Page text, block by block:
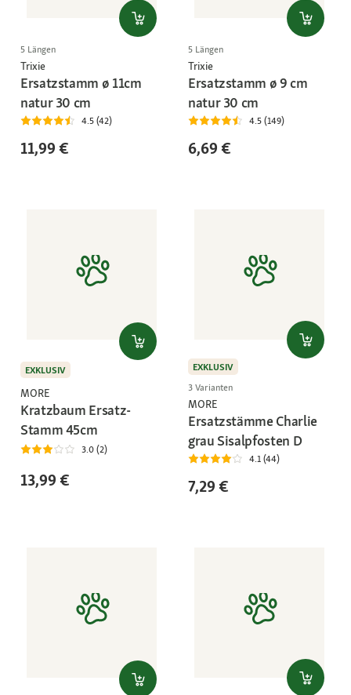
5 Längen
Trixie
Ersatzstamm ø 11cm
natur 30 cm
4.5 (42)
11,99 €
5 Längen
Trixie
Ersatzstamm ø 9 cm
natur 30 cm
4.5 (149)
6,69 €
EXKLUSIV
MORE
Kratzbaum Ersatz-
Stamm 45cm
3.0 (2)
13,99 €
EXKLUSIV
3 Varianten
MORE
Ersatzstämme Charlie
grau Sisalpfosten D
4.1 (44)
7,29 €